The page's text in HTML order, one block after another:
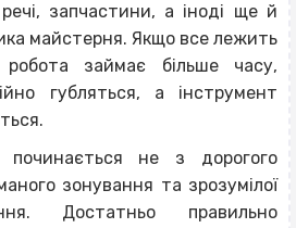
запчастини, а іноді ще й
майстерня. Якщо все лежить
займає більше часу,
губляться, а інструмент
не з дорогого
зонування та зрозумілої
Достатньо правильно